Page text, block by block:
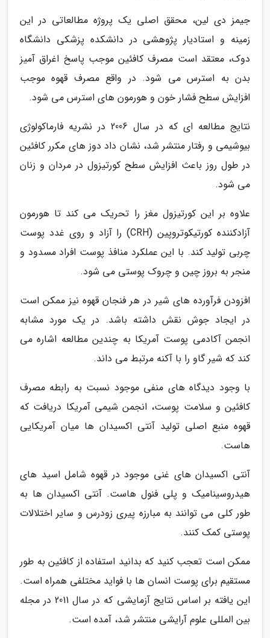
جیمز دی لین، محقق اصلی یک پروژه مطالعاتی در این
زمینه و استادیار پژوهشی در دانشکده پزشکی دانشگاه
دوک، معتقد است مصرف کافئین موجب پاسخ اغراق آمیز
بدن به استرس می شود. در واقع مصرف قهوه موجب
افزایش سطح فشار خون و هورمون های استرس می شود.
نتایج مطالعه ای که در سال 2006 در نشریه فارماکولوژی
بیوشیمی و رفتار منتشر شد، نشان داد دوز های مکرر کافئین
در طول روز باعث افزایش سطح کورتیزول در مردان و زنان
می شود.
علاوه بر این کورتیزول مغز را تحریک می کند تا هورمون
آزادکننده کورتیکوتروپین (CRH) را آزاد و روی غدد پوست
چربی تولید کند. با این عملکرد منافذ پوست افراد مسدود و
منجر به بروز چین و چروک پوستی می شود.
افزودن فرآورده های شیر در هر فنجان قهوه نیز ممکن است
در ایجاد جوش نقش داشته باشد. در یک مورد مشابه
انجمن آکادمی پوست آمریکا به چندین مطالعه اشاره می
کند که شیر گاو را با آکنه مرتبط می داند.
با وجود دیدگاه های منفی موجود نسبت به رابطه مصرف
کافئین و سلامت پوست، انجمن شیمی آمریکا دریافت که
قهوه منبع اصلی تولید آنتی اکسیدان ها میان آمریکایی
هاست.
آنتی اکسیدان های غنی موجود در قهوه شامل اسید های
هیدروسینامیک و پلی فنول هاست. آنتی اکسیدان ها به
طور کلی می توانند به مبارزه پیری زودرس و سایر اختلالات
پوستی کمک کنند.
ممکن است تعجب کنید که بدانید استفاده از کافئین به طور
مستقیم برای پوست انسان ها با فواید مختلفی همراه است.
این یافته بر اساس نتایج آزمایشی که در سال 2011 در مجله
بین المللی علوم آرایشی منتشر شد، آمده است.